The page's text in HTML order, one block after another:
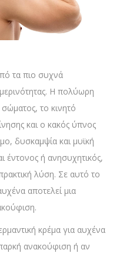
τα πιο συχνά
Η πολύωρη
το κινητό
και ο κακός ύπνος
δυσκαμψία και μυϊκή
έντονος ή ανησυχητικός,
λύση. Σε αυτό το
αποτελεί μια
κρέμα για αυχένα
ανακούφιση ή αν